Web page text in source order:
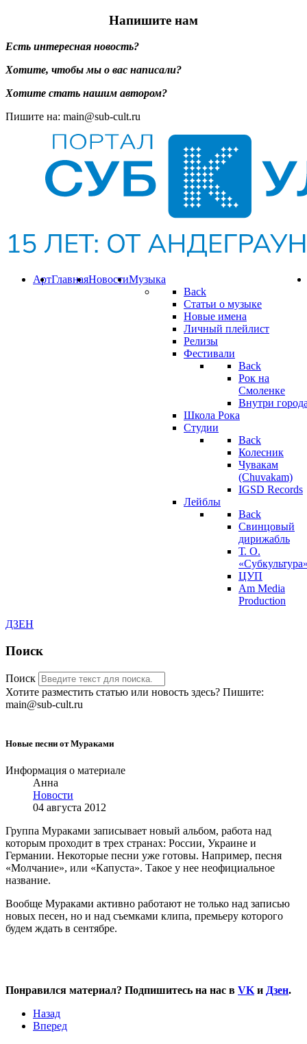
Напишите нам
Есть интересная новость?
Хотите, чтобы мы о вас написали?
Хотите стать нашим автором?
Пишите на: main@sub-cult.ru
Музыка
Back
Статьи о музыке
Новые имена
Личный плейлист
Релизы
Фестивали
Back
Рок на
Смоленке
Внутри
Школа Рока
Студии
Back
Колесник
Чувакам
(Chuvakam)
IGSD Records
Лейблы
Back
Свинцовый
дирижабль
Т. О.
ЦУП
Am Media
Production
Новости
Главная
Арт
ДЗЕН
Поиск
Поиск
Хотите разместить статью или новость здесь? Пишите:
main@sub-cult.ru
Новые песни от Мураками
Информация о материале
Анна
Новости
04 августа 2012
Группа Мураками записывает новый альбом, работа над
которым проходит в трех странах: России, Украине и
Германии. Некоторые песни уже готовы. Например, песня
«Молчание», или «Капуста». Такое у нее неофициальное
название.
Вообще Мураками активно работают не только над записью
новых песен, но и над съемками клипа, премьеру которого
будем ждать в сентябре.
Понравился материал? Подпишитесь на нас в VK и Дзен.
Назад
Вперед